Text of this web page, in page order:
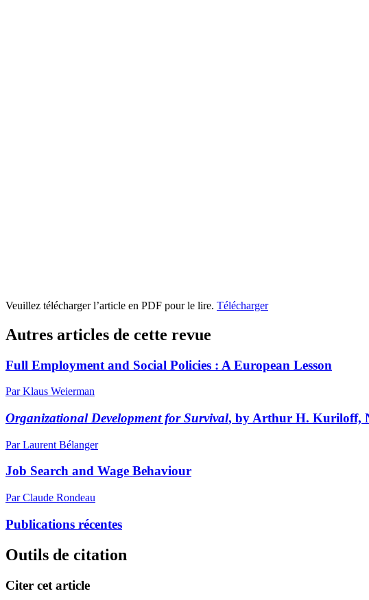
Veuillez télécharger l’article en PDF pour le lire. Télécharger
Autres articles de cette revue
Full Employment and Social Policies : A European Lesson
Par Klaus Weierman
Organizational Development for Survival, by Arthur H. Kuriloff,
Par Laurent Bélanger
Job Search and Wage Behaviour
Par Claude Rondeau
Publications récentes
Outils de citation
Citer cet article